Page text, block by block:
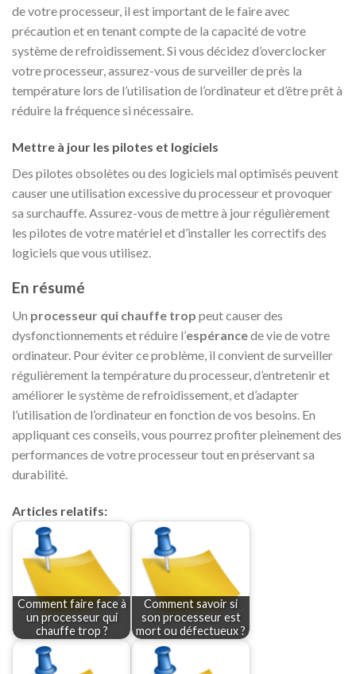
de votre processeur, il est important de le faire avec
précaution et en tenant compte de la capacité de votre
système de refroidissement. Si vous décidez d’overclocker
votre processeur, assurez-vous de surveiller de près la
température lors de l’utilisation de l’ordinateur et d’être prêt à
réduire la fréquence si nécessaire.
Mettre à jour les pilotes et logiciels
Des pilotes obsolètes ou des logiciels mal optimisés peuvent
causer une utilisation excessive du processeur et provoquer
sa surchauffe. Assurez-vous de mettre à jour régulièrement
les pilotes de votre matériel et d’installer les correctifs des
logiciels que vous utilisez.
En résumé
Un processeur qui chauffe trop peut causer des
dysfonctionnements et réduire l’espérancede vie de votre
ordinateur. Pour éviter ce problème, il convient de surveiller
régulièrement la température du processeur, d’entretenir et
améliorer le système de refroidissement, et d’adapter
l’utilisation de l’ordinateur en fonction de vos besoins. En
appliquant ces conseils, vous pourrez profiter pleinement des
performances de votre processeur tout en préservant sa
durabilité.
Articles relatifs:
Comment faire face à
un processeur qui
chauffe trop ?
Comment savoir si
son processeur est
mort ou défectueux ?